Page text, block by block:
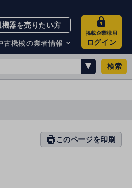
器を売りたい方
古機械の業者情報
買取・査定業者リスト
掲載企業様用
ログイン
検索
prin このページを印刷